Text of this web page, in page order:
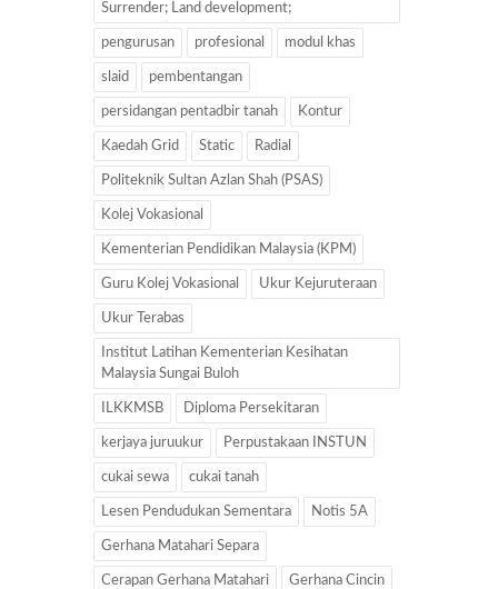
Surrender; Land development;
pengurusan profesional modul khas
slaid pembentangan
persidangan pentadbir tanah Kontur
Kaedah Grid Static Radial
Politeknik Sultan Azlan Shah (PSAS)
Kolej Vokasional
Kementerian Pendidikan Malaysia (KPM)
Guru Kolej Vokasional Ukur Kejuruteraan
Ukur Terabas
Institut Latihan Kementerian Kesihatan
Malaysia Sungai Buloh
ILKKMSB Diploma Persekitaran
kerjaya juruukur Perpustakaan INSTUN
cukai sewa cukai tanah
Lesen Pendudukan Sementara Notis 5A
Gerhana Matahari Separa
Cerapan Gerhana Matahari Gerhana Cincin